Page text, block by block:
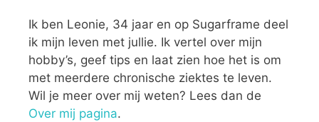
Ik ben Leonie, 34 jaar en op Sugarframe deel
ik mijn leven met jullie. Ik vertel over mijn
hobby’s, geef tips en laat zien hoe het is om
met meerdere chronische ziektes te leven.
Wil je meer over mij weten? Lees dan de
Over mij pagina.